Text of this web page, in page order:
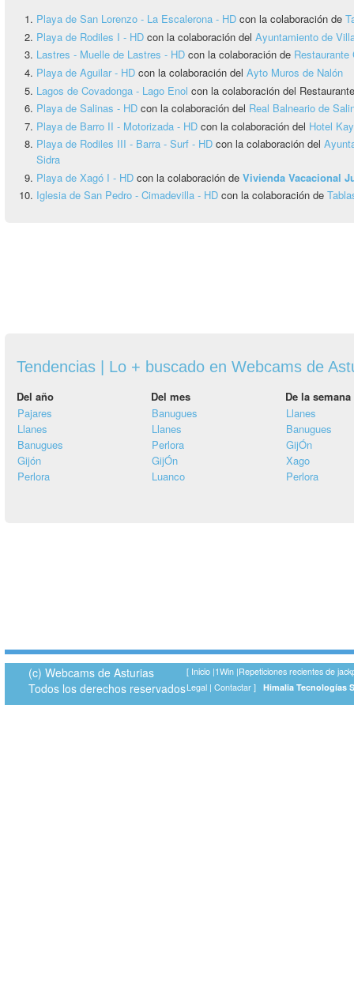
Playa de San Lorenzo - La Escalerona - HD con la colaboración de
Playa de Rodiles I - HD con la colaboración del Ayuntamiento de
Lastres - Muelle de Lastres - HD con la colaboración de
Playa de Aguilar - HD con la colaboración del Ayto Muros de Nalón
Lagos de Covadonga - Lago Enol con la colaboración del
Playa de Salinas - HD con la colaboración del Real Balneario de
Playa de Barro II - Motorizada - HD con la colaboración del Hotel
Playa de Rodiles III - Barra - Surf - HD con la colaboración del
Sidra
Playa de Xagó I - HD con la colaboración de Vivienda Vacacional
Iglesia de San Pedro - Cimadevilla - HD con la colaboración de
Tendencias | Lo + buscado en Webcams de
Del año Del mes
De la semana
Pajares
Llanes
Banugues
Gijón
Perlora
Banugues
Llanes
Perlora
GijÓn
Luanco
Llanes
Banugues
GijÓn
Xago
Perlora
(c) Webcams de Asturias
Todos los derechos reservados
[ Inicio |1Win |Repeticiones recientes de
Legal | Contactar ] Himalia Tecnologías